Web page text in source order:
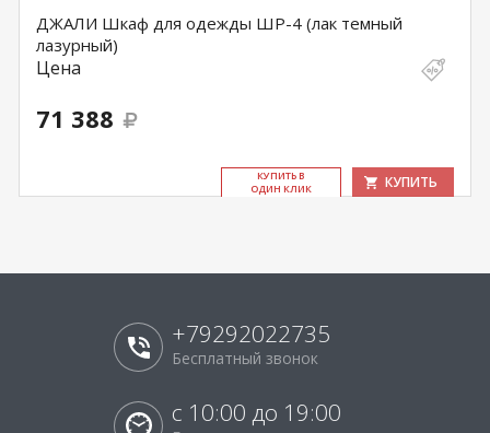
ДЖАЛИ Шкаф для одежды ШР-4 (лак темный
лазурный)
Цена
71 388
КУ­ПИТЬ В
ОДИН КЛИК
КУПИТЬ
+79292022735
Бесплатный звонок
с 10:00 до 19:00